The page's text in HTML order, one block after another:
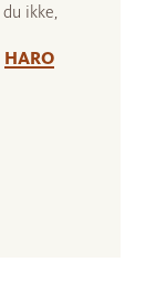
ikke,
HARO